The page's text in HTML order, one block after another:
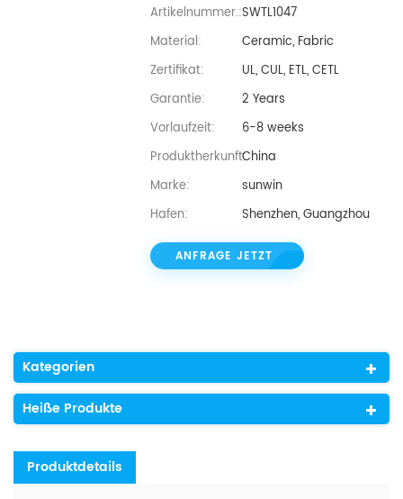
Artikelnummer.:SWTL1047
Material:
Ceramic, Fabric
Zertifikat:
UL, CUL, ETL, CETL
Garantie:
2 Years
Vorlaufzeit:
6-8 weeks
Produktherkunft:China
Marke:
sunwin
Hafen:
Shenzhen, Guangzhou
ANFRAGE JETZT
Kategorien
Heiße Produkte
Produktdetails